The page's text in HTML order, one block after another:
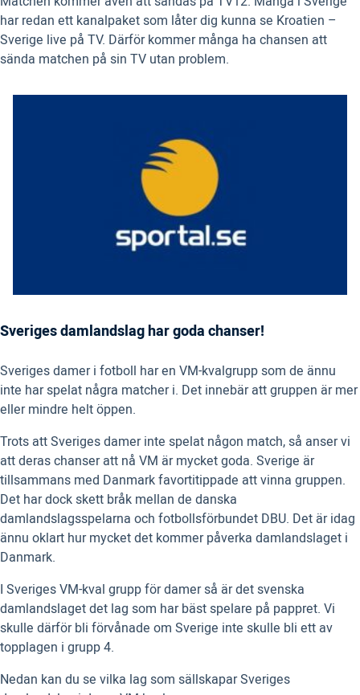
har redan ett kanalpaket som låter dig kunna se Kroatien –
Sverige live på TV. Därför kommer många ha chansen att
sända matchen på sin TV utan problem.
Sveriges damlandslag har goda chanser!
Sveriges damer i fotboll har en VM-kvalgrupp som de ännu
inte har spelat några matcher i. Det innebär att gruppen är mer
eller mindre helt öppen.
Trots att Sveriges damer inte spelat någon match, så anser vi
att deras chanser att nå VM är mycket goda. Sverige är
tillsammans med Danmark favortitippade att vinna gruppen.
Det har dock skett bråk mellan de danska
damlandslagsspelarna och fotbollsförbundet DBU. Det är idag
ännu oklart hur mycket det kommer påverka damlandslaget i
Danmark.
I Sveriges VM-kval grupp för damer så är det svenska
damlandslaget det lag som har bäst spelare på pappret. Vi
skulle därför bli förvånade om Sverige inte skulle bli ett av
topplagen i grupp 4.
Nedan kan du se vilka lag som sällskapar Sveriges